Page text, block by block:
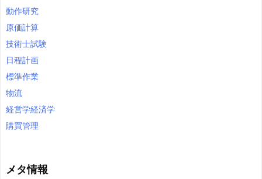
動作研究
原価計算
技術士試験
日程計画
標準作業
物流
経営学経済学
購買管理
メタ情報